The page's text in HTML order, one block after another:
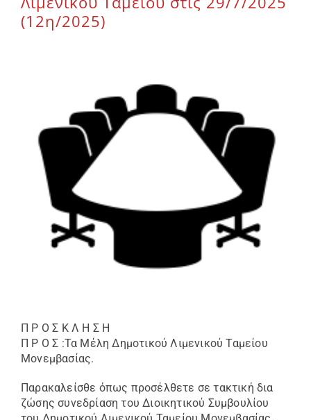
(12η/2025)
Π Ρ Ο Σ Κ Λ Η Σ Η
Π Ρ Ο Σ :Τα Μέλη Δημοτικού Λιμενικoύ Ταμείου
Μονεμβασίας.
Παρακαλείσθε όπως προσέλθετε σε τακτική δια
ζώσης συνεδρίαση του Διοικητικού Συμβουλίου